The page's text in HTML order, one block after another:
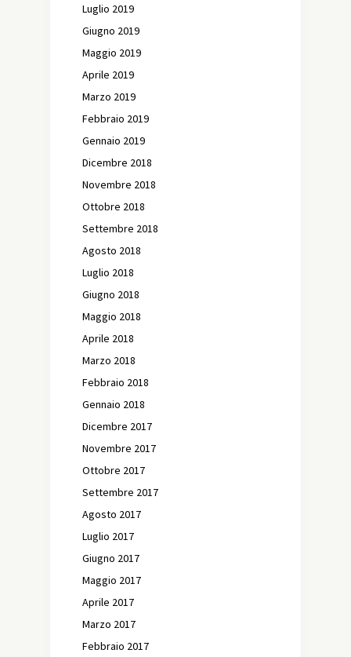
Luglio 2019
Giugno 2019
Maggio 2019
Aprile 2019
Marzo 2019
Febbraio 2019
Gennaio 2019
Dicembre 2018
Novembre 2018
Ottobre 2018
Settembre 2018
Agosto 2018
Luglio 2018
Giugno 2018
Maggio 2018
Aprile 2018
Marzo 2018
Febbraio 2018
Gennaio 2018
Dicembre 2017
Novembre 2017
Ottobre 2017
Settembre 2017
Agosto 2017
Luglio 2017
Giugno 2017
Maggio 2017
Aprile 2017
Marzo 2017
Febbraio 2017